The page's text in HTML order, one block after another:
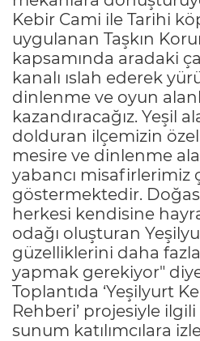
Kebir Cami ile Tarihi
uygulanan Taşkın
kapsamında aradaki
kanalı ıslah ederek
dinlenme ve oyun
kazandıracağız. Yeşil
dolduran ilçemizin
mesire ve dinlenme
yabancı misafirlerimiz
göstermektedir.
herkesi kendisine
odağı oluşturan
güzelliklerini daha fazla
yapmak gerekiyor"
Toplantıda ‘Yeşilyurt
Rehberi’ projesiyle
sunum katılımcılara